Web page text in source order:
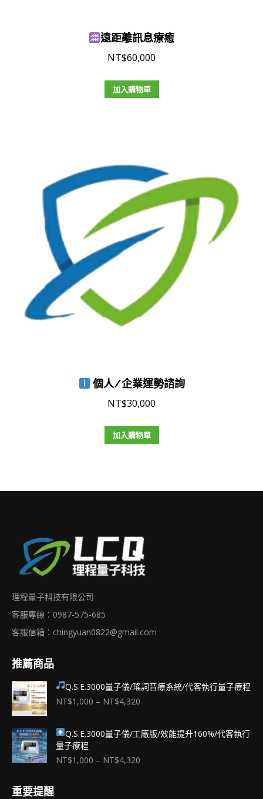
遠距離訊息療癒
NT$60,000
加入購物車
個人/企業運勢諮詢
NT$30,000
加入購物車
理程量子科技有限公司
客服專線：0987-575-685
客服信箱： chingyuan0822@gmail.com
推薦商品
Q.S.E.3000量子儀/瑤詞音療系統/代客執行量子療程
NT$1,000 – NT$4,320
圍：
Q.S.E.3000量子儀/工廠版/效能提升160%/代客執行
量子療程
NT$1,000 – NT$4,320
重要提醒